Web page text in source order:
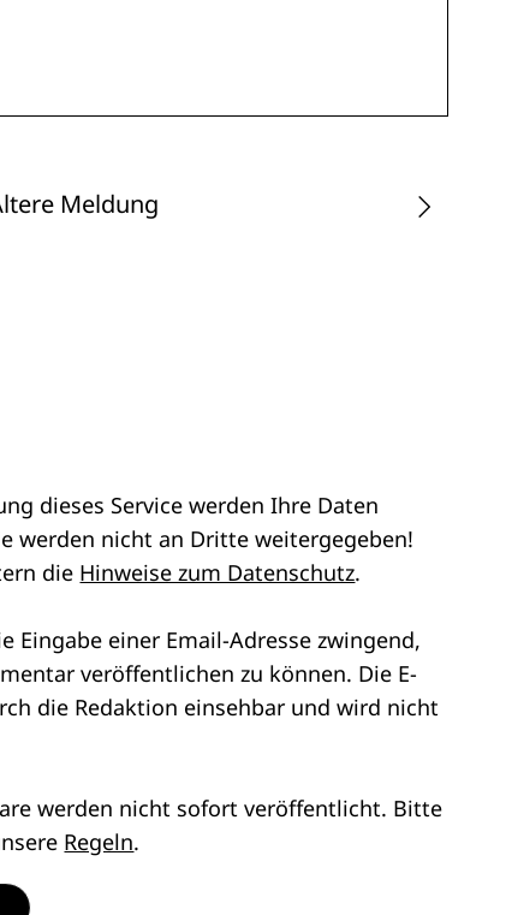
Meldung
dieses Service werden Ihre Daten
werden nicht an Dritte weitergegeben!
die Hinweise zum Datenschutz.
Eingabe einer Email-Adresse zwingend,
veröffentlichen zu können. Die E-
die Redaktion einsehbar und wird nicht
werden nicht sofort veröffentlicht. Bitte
Regeln.